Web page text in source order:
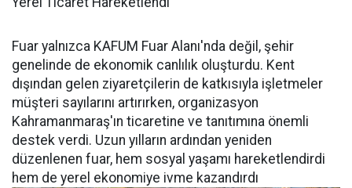
Fuar yalnızca KAFUM Fuar Alanı'nda değil, şehir
genelinde de ekonomik canlılık oluşturdu. Kent
dışından gelen ziyaretçilerin de katkısıyla işletmeler
müşteri sayılarını artırırken, organizasyon
Kahramanmaraş'ın ticaretine ve tanıtımına önemli
destek verdi. Uzun yılların ardından yeniden
düzenlenen fuar, hem sosyal yaşamı hareketlendirdi
hem de yerel ekonomiye ivme kazandırdı